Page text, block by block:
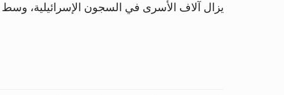
يزال آلاف الأسرى في السجون الإسرائيلية،